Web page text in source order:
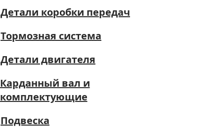
Детали коробки передач
Тормозная система
Детали двигателя
Карданный вал и
комплектующие
Подвеска